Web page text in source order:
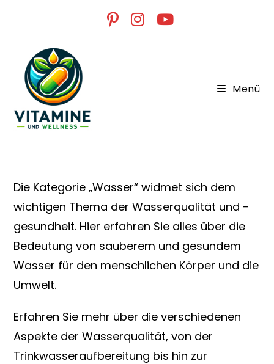
Menü
Die Kategorie „Wasser“ widmet sich dem
wichtigen Thema der Wasserqualität und -
gesundheit. Hier erfahren Sie alles über die
Bedeutung von sauberem und gesundem
Wasser für den menschlichen Körper und die
Umwelt.
Erfahren Sie mehr über die verschiedenen
Aspekte der Wasserqualität, von der
Trinkwasseraufbereitung bis hin zur